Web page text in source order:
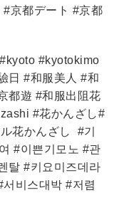
京都デート #京都
#kyotokimo
日 #和服美人 #和
都遊 #和服出阻花
#花かんざし#
花かんざし
#기
#이쁜기모노 #관
탈 #키요미즈데라
비스대박 #저렴